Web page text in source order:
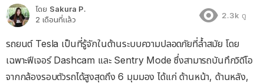
โดย Sakura P.
2 เดือนที่แล้ว
2.3k ดู
รถยนต์ Tesla เป็นที่รู้จักในด้านระบบความปลอดภัยที่ล้ำสมัย โดย
เฉพาะฟีเจอร์ Dashcam และ Sentry Mode ซึ่งสามารถบันทึกวิดีโอ
จากกล้องรอบตัวรถได้สูงสุดถึง 6 มุมมอง ได้แก่ ด้านหน้า, ด้านหลัง,